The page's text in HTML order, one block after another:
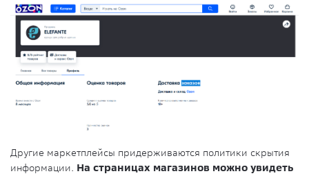
Другие маркетплейсы придерживаются политики скрытия
информации. На страницах магазинов можно увидеть